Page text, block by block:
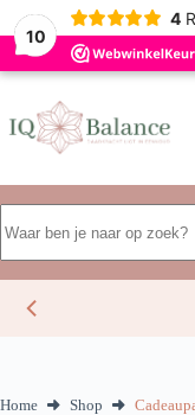
10
4
Ga
de
inhoud
resultaten
Home Shop